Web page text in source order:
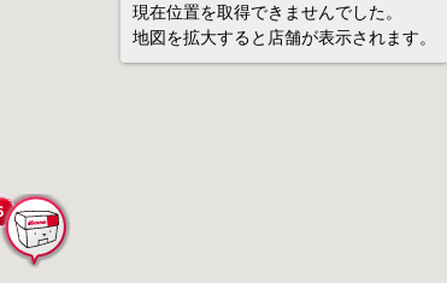
現在位置を取得できませんでした。
地図を拡大すると店舗が表示されます。